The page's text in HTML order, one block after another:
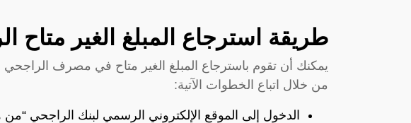
طريقة استرجاع المبلغ الغير متاح
يمكنك أن تقوم باسترجاع المبلغ الغير متاح في مصرف الراجحي
من خلال اتباع الخطوات الآتية:
الدخول إلى الموقع الإلكتروني الرسمي لبنك الراجحي “من